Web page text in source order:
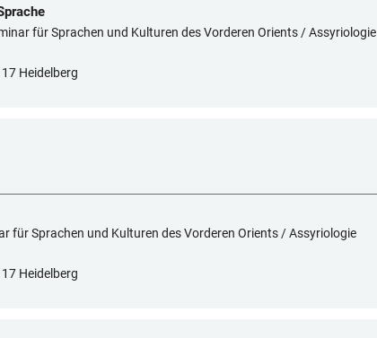
für Sprachen und Kulturen des Vorderen Orients / Assyriologie
Heidelberg
für Sprachen und Kulturen des Vorderen Orients / Assyriologie
Heidelberg